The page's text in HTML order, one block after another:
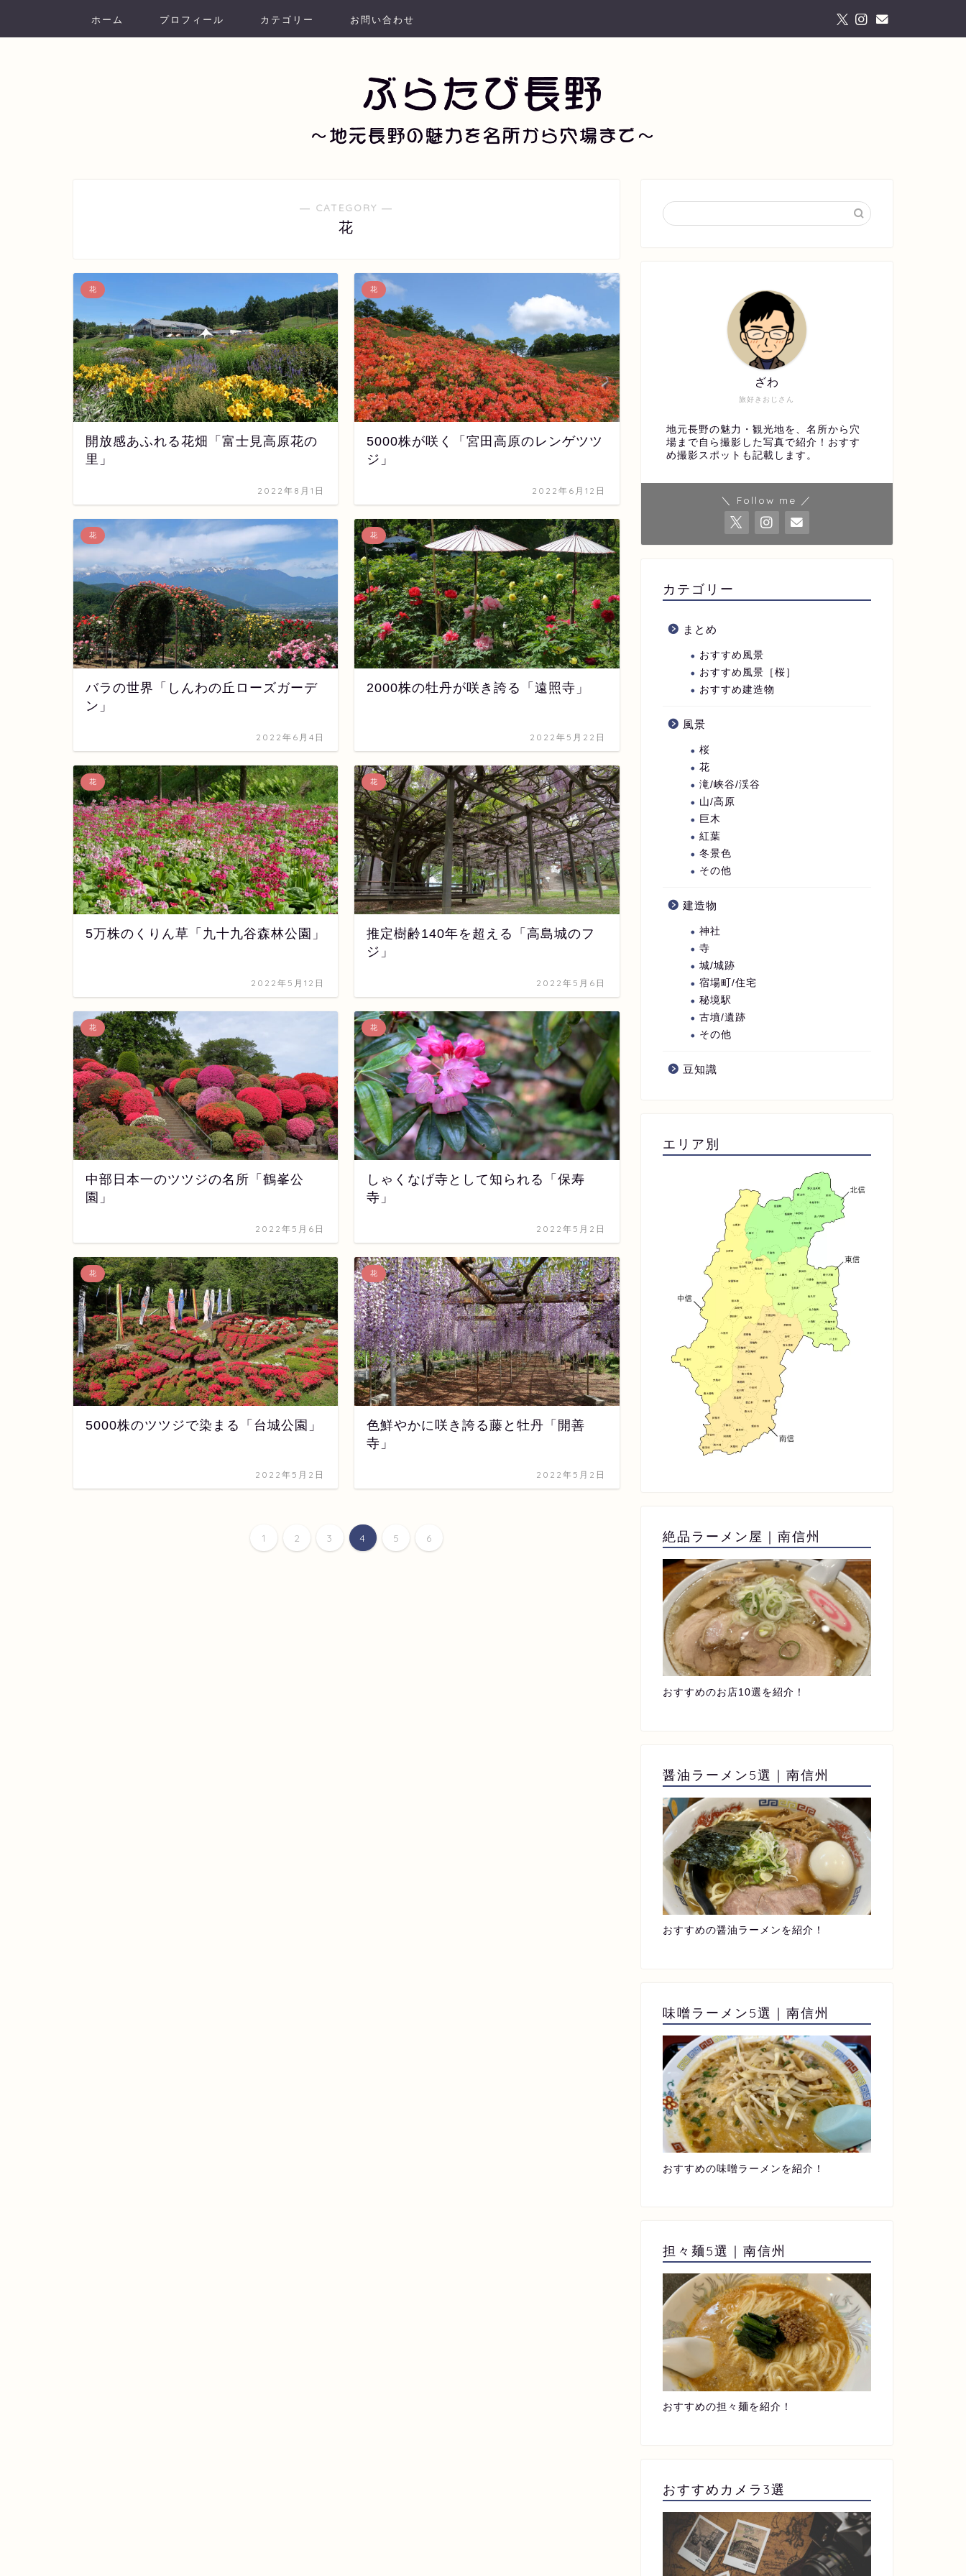
ホーム プロフィール カテゴリー お問い合わせ
― CATEGORY ―
花
花
開放感あふれる花畑「富士見高原花の
里」
2022年8月1日
花
5000株が咲く「宮田高原のレンゲツツ
ジ」
2022年6月12日
花
バラの世界「しんわの丘ローズガーデ
ン」
2022年6月4日
花
2000株の牡丹が咲き誇る「遠照寺」
2022年5月22日
花
5万株のくりん草「九十九谷森林公園」
2022年5月12日
花
推定樹齢140年を超える「高島城のフ
ジ」
2022年5月6日
花
中部日本一のツツジの名所「鶴峯公
園」
2022年5月6日
花
しゃくなげ寺として知られる「保寿
寺」
2022年5月2日
花
5000株のツツジで染まる「台城公園」
2022年5月2日
花
色鮮やかに咲き誇る藤と牡丹「開善
寺」
2022年5月2日
1 2 3 4 5 6
旅好きおじさん
ざわ
地元長野の魅力・観光地を、名所から穴
場まで自ら撮影した写真で紹介！おすす
め撮影スポットも記載します。
＼ Follow me ／
カテゴリー
まとめ
おすすめ風景
おすすめ風景［桜］
おすすめ建造物
風景
桜
花
滝/峡谷/渓谷
山/高原
巨木
紅葉
冬景色
その他
建造物
神社
寺
城/城跡
宿場町/住宅
秘境駅
古墳/遺跡
その他
豆知識
エリア別
絶品ラーメン屋｜南信州
おすすめのお店10選を紹介！
醤油ラーメン5選｜南信州
おすすめの醤油ラーメンを紹介！
味噌ラーメン5選｜南信州
おすすめの味噌ラーメンを紹介！
担々麺5選｜南信州
おすすめの担々麺を紹介！
おすすめカメラ3選